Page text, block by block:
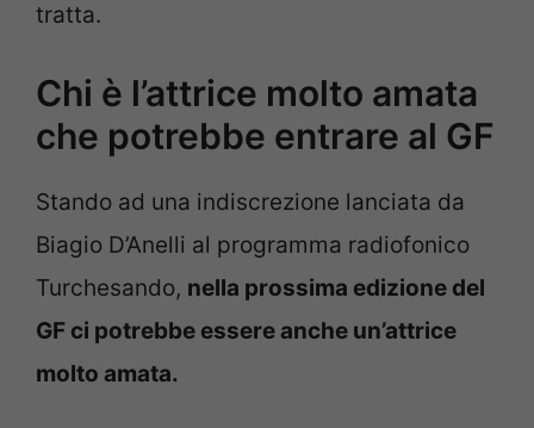
tratta.
Chi è l’attrice molto amata
che potrebbe entrare al GF
Stando ad una indiscrezione lanciata da
Biagio D’Anelli al programma radiofonico
Turchesando, nella prossima edizione del
GF ci potrebbe essere anche un’attrice
molto amata.